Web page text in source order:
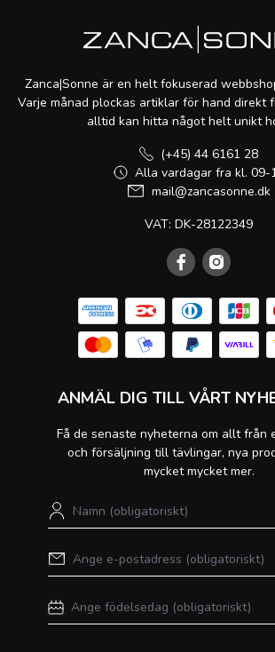
Zanca|Sonne är en helt fokuserad
Varje månad plockas artiklar för hand direkt
alltid kan hitta något helt unikt
(+45) 44 6161 28
Alla vardagar fra kl. 09-
mail@zancasonne.dk
VAT: DK-28122349
ANMÄL DIG TILL VÅRT
Få de senaste nyheterna om allt från
och försäljning till tävlingar, nya
mycket mycket mer.